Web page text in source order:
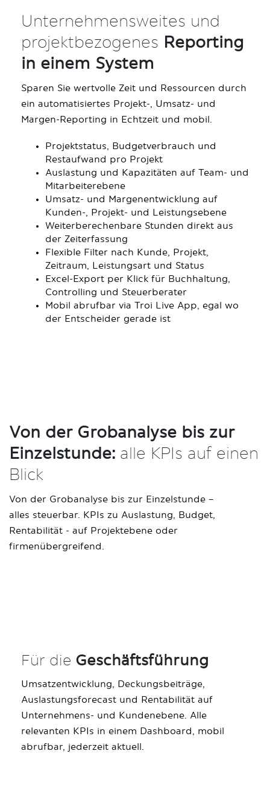
Unternehmensweites und
projektbezogenes Reporting
in einem System
Sparen Sie wertvolle Zeit und Ressourcen durch
ein automatisiertes Projekt-, Umsatz- und
Margen-Reporting in Echtzeit und mobil.
Projektstatus, Budgetverbrauch und
Restaufwand pro Projekt
Auslastung und Kapazitäten auf Team- und
Mitarbeiterebene
Umsatz- und Margenentwicklung auf
Kunden-, Projekt- und Leistungsebene
Weiterberechenbare Stunden direkt aus
der Zeiterfassung
Flexible Filter nach Kunde, Projekt,
Zeitraum, Leistungsart und Status
Excel-Export per Klick für Buchhaltung,
Controlling und Steuerberater
Mobil abrufbar via Troi Live App, egal wo
der Entscheider gerade ist
Von der Grobanalyse bis zur
Einzelstunde: alle KPIs auf einen
Blick
Von der Grobanalyse bis zur Einzelstunde –
alles steuerbar. KPIs zu Auslastung, Budget,
Rentabilität - auf Projektebene oder
firmenübergreifend.
Für die Geschäftsführung
Umsatzentwicklung, Deckungsbeiträge,
Auslastungsforecast und Rentabilität auf
Unternehmens- und Kundenebene. Alle
relevanten KPIs in einem Dashboard, mobil
abrufbar, jederzeit aktuell.